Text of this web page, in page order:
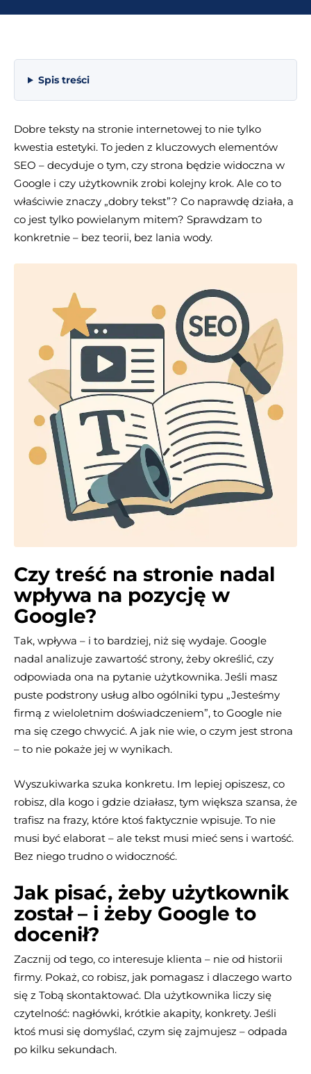
Spis treści
Dobre teksty na stronie internetowej to nie tylko
kwestia estetyki. To jeden z kluczowych elementów
SEO – decyduje o tym, czy strona będzie widoczna w
Google i czy użytkownik zrobi kolejny krok. Ale co to
właściwie znaczy „dobry tekst”? Co naprawdę działa, a
co jest tylko powielanym mitem? Sprawdzam to
konkretnie – bez teorii, bez lania wody.
Czy treść na stronie nadal
wpływa na pozycję w
Google?
Tak, wpływa – i to bardziej, niż się wydaje. Google
nadal analizuje zawartość strony, żeby określić, czy
odpowiada ona na pytanie użytkownika. Jeśli masz
puste podstrony usług albo ogólniki typu „Jesteśmy
firmą z wieloletnim doświadczeniem”, to Google nie
ma się czego chwycić. A jak nie wie, o czym jest strona
– to nie pokaże jej w wynikach.
Wyszukiwarka szuka konkretu. Im lepiej opiszesz, co
robisz, dla kogo i gdzie działasz, tym większa szansa, że
trafisz na frazy, które ktoś faktycznie wpisuje. To nie
musi być elaborat – ale tekst musi mieć sens i wartość.
Bez niego trudno o widoczność.
Jak pisać, żeby użytkownik
został – i żeby Google to
docenił?
Zacznij od tego, co interesuje klienta – nie od historii
firmy. Pokaż, co robisz, jak pomagasz i dlaczego warto
się z Tobą skontaktować. Dla użytkownika liczy się
czytelność: nagłówki, krótkie akapity, konkrety. Jeśli
ktoś musi się domyślać, czym się zajmujesz – odpada
po kilku sekundach.